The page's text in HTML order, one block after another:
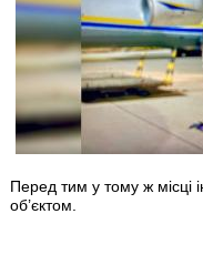
Перед тим у тому ж місці
об’єктом.